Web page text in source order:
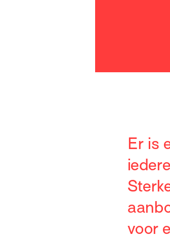
Er is
voor